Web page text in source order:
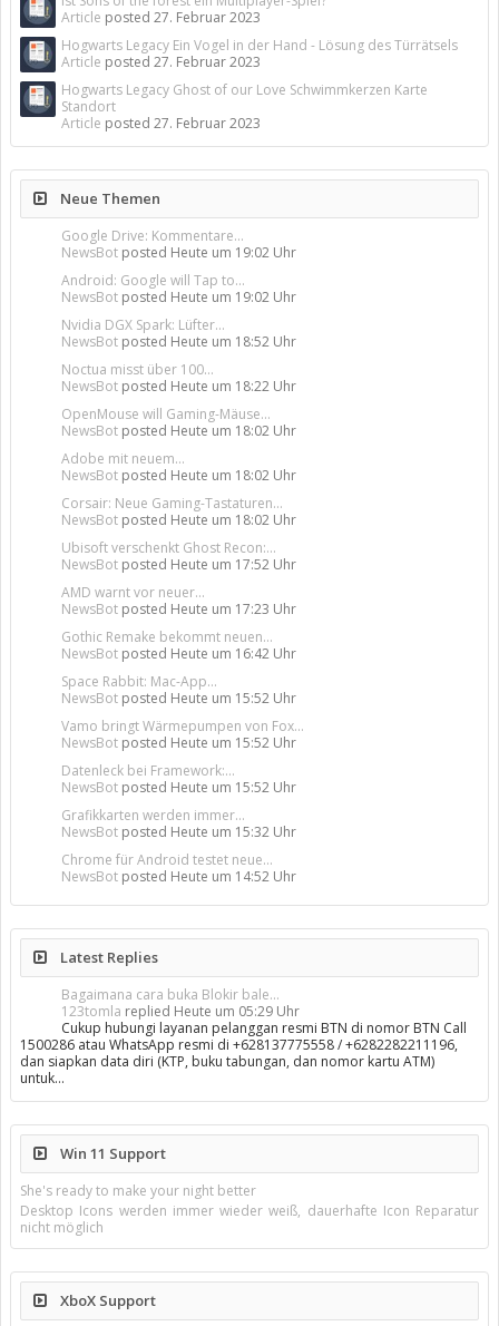
Article posted 27. Februar 2023
Hogwarts Legacy Ein Vogel in der Hand - Lösung des Türrätsels
Article posted 27. Februar 2023
Hogwarts Legacy Ghost of our Love Schwimmkerzen Karte
Standort
Article posted 27. Februar 2023
Neue Themen
Google Drive: Kommentare...
NewsBot posted Heute um 19:02 Uhr
Android: Google will Tap to...
NewsBot posted Heute um 19:02 Uhr
Nvidia DGX Spark: Lüfter...
NewsBot posted Heute um 18:52 Uhr
Noctua misst über 100...
NewsBot posted Heute um 18:22 Uhr
OpenMouse will Gaming-Mäuse...
NewsBot posted Heute um 18:02 Uhr
Adobe mit neuem...
NewsBot posted Heute um 18:02 Uhr
Corsair: Neue Gaming-Tastaturen...
NewsBot posted Heute um 18:02 Uhr
Ubisoft verschenkt Ghost Recon:...
NewsBot posted Heute um 17:52 Uhr
AMD warnt vor neuer...
NewsBot posted Heute um 17:23 Uhr
Gothic Remake bekommt neuen...
NewsBot posted Heute um 16:42 Uhr
Space Rabbit: Mac-App...
NewsBot posted Heute um 15:52 Uhr
Vamo bringt Wärmepumpen von Fox...
NewsBot posted Heute um 15:52 Uhr
Datenleck bei Framework:...
NewsBot posted Heute um 15:52 Uhr
Grafikkarten werden immer...
NewsBot posted Heute um 15:32 Uhr
Chrome für Android testet neue...
NewsBot posted Heute um 14:52 Uhr
Latest Replies
Bagaimana cara buka Blokir bale...
123tomla replied Heute um 05:29 Uhr
Cukup hubungi layanan pelanggan resmi BTN di nomor BTN Call
1500286 atau WhatsApp resmi di +628137775558 / +6282282211196,
dan siapkan data diri (KTP, buku tabungan, dan nomor kartu ATM)
untuk…
Win 11 Support
She's ready to make your night better
Desktop Icons werden immer wieder weiß, dauerhafte Icon Reparatur
nicht möglich
XboX Support